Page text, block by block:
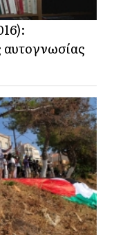
αυτογνωσίας